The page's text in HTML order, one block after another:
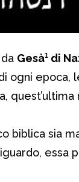
Gesà¹ di
ogni epoca,
quest’ultima
biblica sia
essa